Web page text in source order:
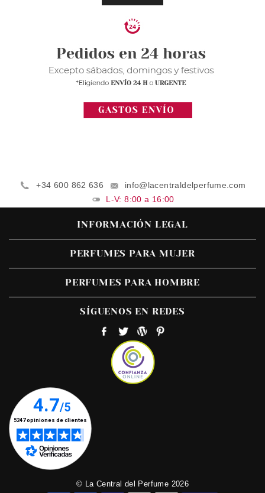
+34 600 862 636
info@lacentraldelperfume.com
L-V: 8:00 a 16:00
INFORMACIÓN LEGAL
PERFUMES PARA MUJER
PERFUMES PARA HOMBRE
SÍGUENOS EN REDES
© La Central del Perfume 2026